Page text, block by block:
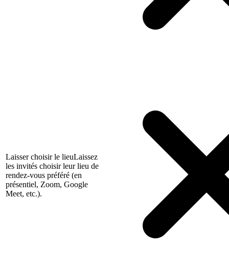
Laisser choisir le lieuLaissez
les invités choisir leur lieu de
rendez-vous préféré (en
présentiel, Zoom, Google
Meet, etc.).